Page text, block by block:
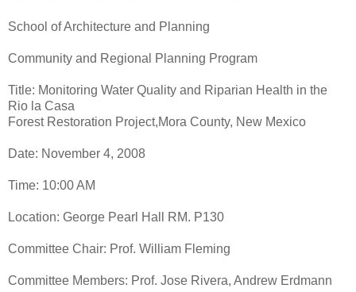
School of Architecture and Planning
Community and Regional Planning Program
Title: Monitoring Water Quality and Riparian Health in the
Rio la Casa
Forest Restoration Project,Mora County, New Mexico
Date: November 4, 2008
Time: 10:00 AM
Location: George Pearl Hall RM. P130
Committee Chair: Prof. William Fleming
Committee Members: Prof. Jose Rivera, Andrew Erdmann